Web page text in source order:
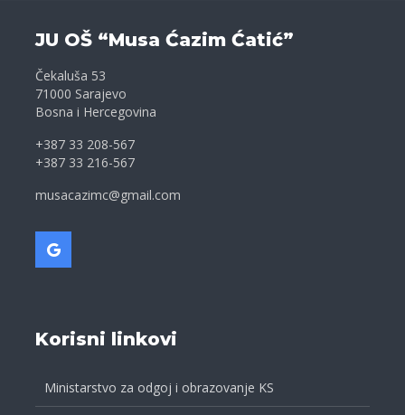
JU OŠ “Musa Ćazim Ćatić”
Čekaluša 53
71000 Sarajevo
Bosna i Hercegovina
+387 33 208-567
+387 33 216-567
musacazimc@gmail.com
Korisni linkovi
Ministarstvo za odgoj i obrazovanje KS